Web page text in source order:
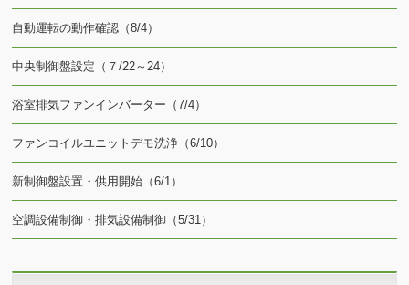
自動運転の動作確認（8/4）
中央制御盤設定（７/22～24）
浴室排気ファンインバーター（7/4）
ファンコイルユニットデモ洗浄（6/10）
新制御盤設置・供用開始（6/1）
空調設備制御・排気設備制御（5/31）